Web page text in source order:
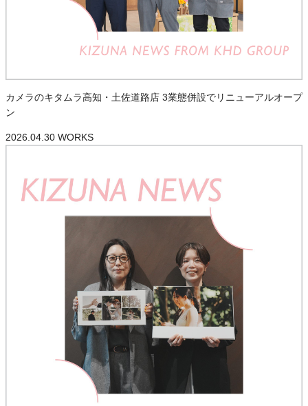
カメラのキタムラ高知・土佐道路店 3業態併設でリニューアルオープ
ン
2026.04.30 WORKS